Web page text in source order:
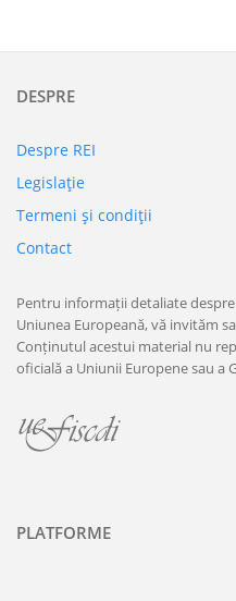
DESPRE
Despre REI
Legislaţie
Termeni şi condiţii
Contact
Pentru informații detaliate
Uniunea Europeană, vă invităm
Conținutul acestui material nu
oficială a Uniunii Europene sau a
PLATFORME